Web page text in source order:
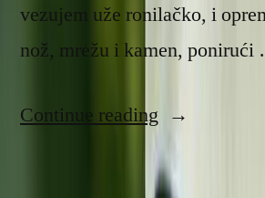
vezujem uže ronilačko, i
nož, mrežu i kamen,
Continue reading “Izbavljenje”